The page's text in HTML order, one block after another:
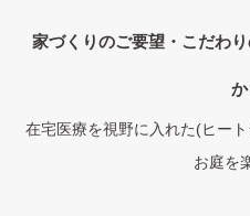
家づくりのご要望・こだわ
か
在宅医療を視野に入れた(ヒー
お庭を